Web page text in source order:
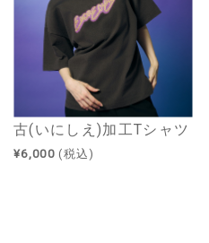
古(いにしえ)加工Tシャツ
¥6,000 (税込)